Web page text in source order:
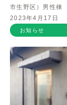
市生野区）男性棟
2023年4月17日
お知らせ